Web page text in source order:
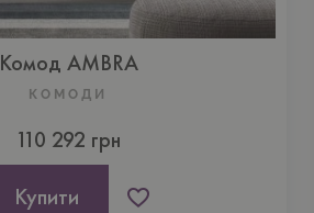
Комод AMBRA
КОМОДИ
110 292 грн
Купити